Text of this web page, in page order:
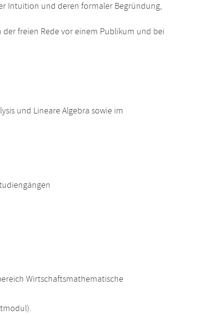
Intuition und deren formaler Begründung,
freien Rede vor einem Publikum und bei
und Lineare Algebra sowie im
Wirtschaftsmathematische